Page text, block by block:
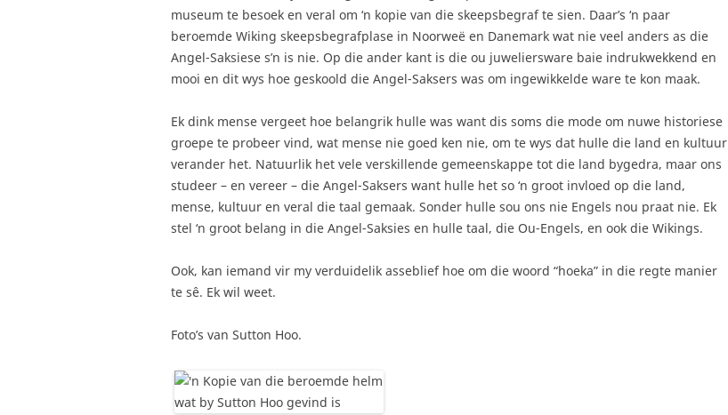
museum te besoek en veral om ‘n kopie van die skeepsbegraf te sien. Daar’s ‘n paar
beroemde Wiking skeepsbegrafplase in Noorweë en Danemark wat nie veel anders as die
Angel-Saksiese s’n is nie. Op die ander kant is die ou juweliersware baie indrukwekkend en
mooi en dit wys hoe geskoold die Angel-Saksers was om ingewikkelde ware te kon maak.
Ek dink mense vergeet hoe belangrik hulle was want dis soms die mode om nuwe historiese
groepe te probeer vind, wat mense nie goed ken nie, om te wys dat hulle die land en kultuur
verander het. Natuurlik het vele verskillende gemeenskappe tot die land bygedra, maar ons
studeer – en vereer – die Angel-Saksers want hulle het so ‘n groot invloed op die land,
mense, kultuur en veral die taal gemaak. Sonder hulle sou ons nie Engels nou praat nie. Ek
stel ‘n groot belang in die Angel-Saksies en hulle taal, die Ou-Engels, en ook die Wikings.
Ook, kan iemand vir my verduidelik asseblief hoe om die woord “hoeka” in die regte manier
te sê. Ek wil weet.
Foto’s van Sutton Hoo.